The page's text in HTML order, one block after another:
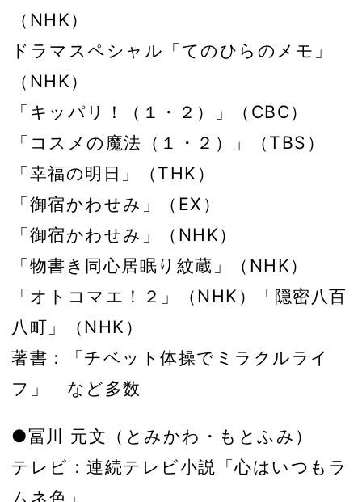
（NHK）
ドラマスペシャル「てのひらのメモ」
（NHK）
「キッパリ！（１・２）」（CBC）
「コスメの魔法（１・２）」（TBS）
「幸福の明日」（THK）
「御宿かわせみ」（EX）
「御宿かわせみ」（NHK）
「物書き同心居眠り紋蔵」（NHK）
「オトコマエ！２」（NHK）「隠密八百
八町」（NHK）
著書：「チベット体操でミラクルライ
フ」 など多数
●冨川 元文（とみかわ・もとふみ）
テレビ：連続テレビ小説「心はいつもラ
ムネ色」